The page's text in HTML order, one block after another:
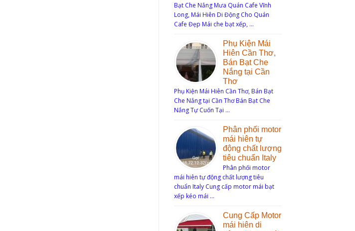
Bạt Che Nắng Mưa Quán Cafe Vĩnh
Long, Mái Hiên Di Động Cho Quán
Cafe Đẹp Mái che bạt xếp, …
Phụ Kiện Mái
Hiên Cần Thơ,
Bán Bạt Che
Nắng tại Cần
Thơ
Phụ Kiện Mái Hiên Cần Thơ, Bán Bạt
Che Nắng tại Cần Thơ Bán Bạt Che
Nắng Tự Cuốn Tại …
Phân phối motor
mái hiên tự
động chất lượng
tiêu chuẩn Italy
Phân phối motor
mái hiên tự động chất lượng tiêu
chuẩn Italy Cung cấp motor mái bạt
xếp kéo mái …
Cung Cấp Motor
mái hiên di